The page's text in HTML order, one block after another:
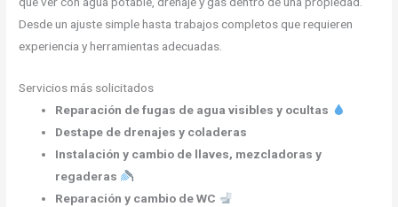
Desde un ajuste simple hasta trabajos completos que requieren
experiencia y herramientas adecuadas.
Servicios más solicitados
Reparación de fugas de agua visibles y ocultas
Destape de drenajes y coladeras
Instalación y cambio de llaves, mezcladoras y
regaderas
Reparación y cambio de WC